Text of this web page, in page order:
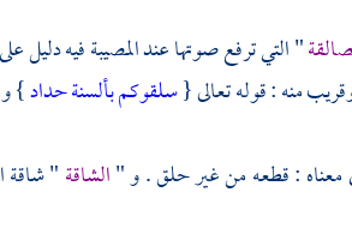
" التي ترفع صوتها عند المصيبة فيه دليل
منه : قوله تعالى {سلقوكم بألسنة حداد}
معناه : قطعه من غير حلق . و "الشاقة" شاقة